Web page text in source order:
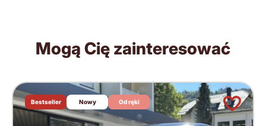
Mogą Cię zainteresować
Bestseller Nowy Od ręki